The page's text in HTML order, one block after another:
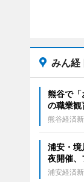
みん経
熊谷で
の職業観
熊谷経済
浦安・境
夜開催、
浦安経済